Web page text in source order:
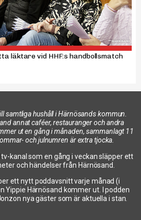
läktare vid HHF:s handbollsmatch
samtliga hushåll i Härnösands kommun.
annat caféer, restauranger och andra
ut en gång i månaden, sammanlagt 11
och julnumren är extra tjocka.
kanal som en gång i veckan släpper ett
och händelser från Härnösand.
ett nytt poddavsnitt varje månad (i
Yippie Härnösand kommer ut. I podden
nya gäster som är aktuella i stan.